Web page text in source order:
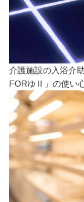
介護施設の入浴介
FORゆⅡ」の使い